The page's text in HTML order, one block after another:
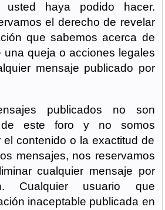
usted haya podido hacer.
el derecho de revelar
que sabemos acerca de
una queja o acciones legales
mensaje publicado por
publicados no son
de este foro y no somos
el contenido o la exactitud de
mensajes, nos reservamos
cualquier mensaje por
Cualquier usuario que
inaceptable publicada en